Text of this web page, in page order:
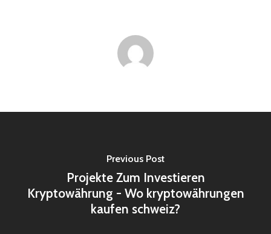
Previous Post
Projekte Zum Investieren
Kryptowährung - Wo kryptowährungen
kaufen schweiz?